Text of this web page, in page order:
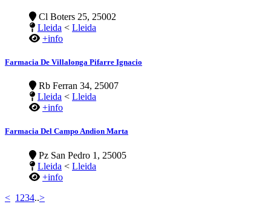
Cl Boters 25, 25002
Lleida < Lleida
+info
Farmacia De Villalonga Pifarre Ignacio
Rb Ferran 34, 25007
Lleida < Lleida
+info
Farmacia Del Campo Andion Marta
Pz San Pedro 1, 25005
Lleida < Lleida
+info
< 1 234..>